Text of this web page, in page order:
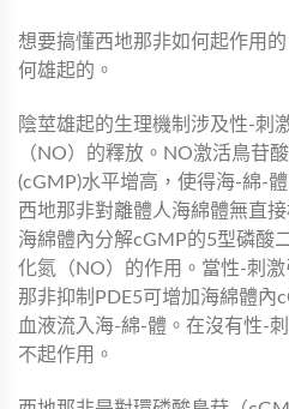
想要搞懂西地那非如何起作用
何雄起的。
陰莖雄起的生理機制涉及性-刺
（NO）的釋放。NO激活鳥苷
(cGMP)水平增高，使得海-綿-
西地那非對離體人海綿體無直
海綿體內分解cGMP的5型磷酸
化氮（NO）的作用。當性-刺
那非抑制PDE5可增加海綿體內
血液流入海-綿-體。在沒有性-
不起作用。